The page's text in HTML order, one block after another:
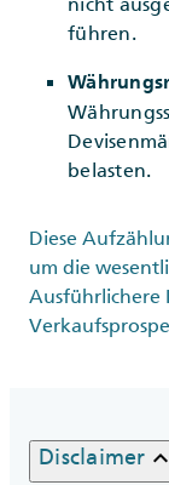
führen.
belasten.
Diese
um die
Ausführlichere
Disclaimer keyboard_arrow_up